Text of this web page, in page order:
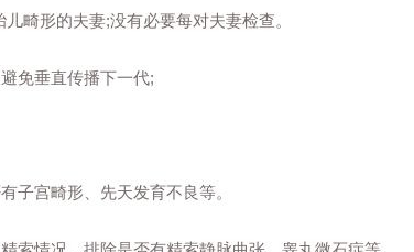
形的夫妻;没有必要每对夫妻检查。
免垂直传播下一代;
宫畸形、先天发育不良等。